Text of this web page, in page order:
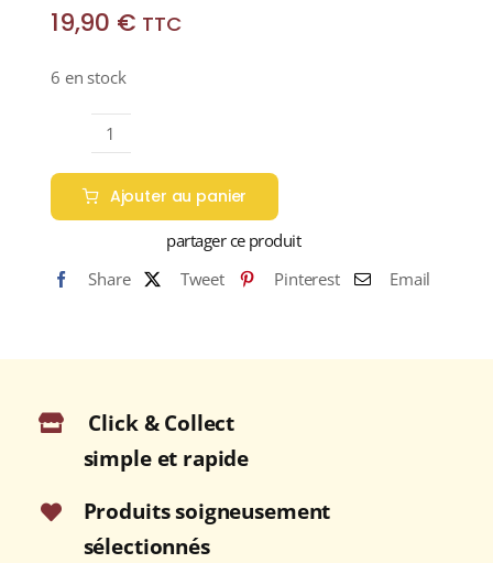
19,90 € TTC
6 en stock
quantité
de
CAPS
ME
CAPSULES
Ajouter au panier
partager ce produit
Share
Tweet Pinterest Email
Click & Collect
simple et rapide
Produits soigneusement
sélectionnés